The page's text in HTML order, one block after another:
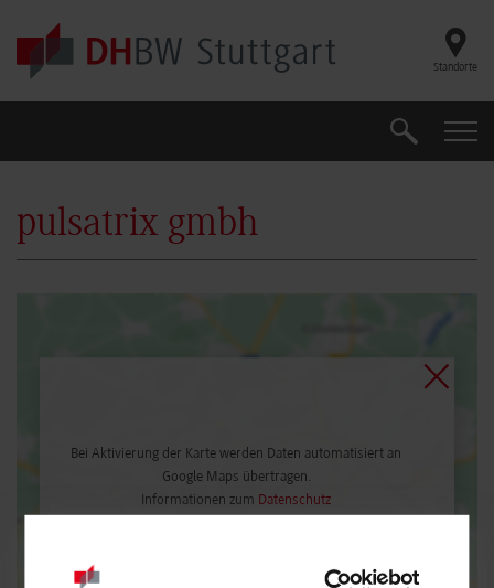
Skip to main content
Standorte
Suche
pulsatrix gmbh
Bei Aktivierung der Karte werden Daten automatisiert an
Google Maps übertragen.
Informationen zum Datenschutz